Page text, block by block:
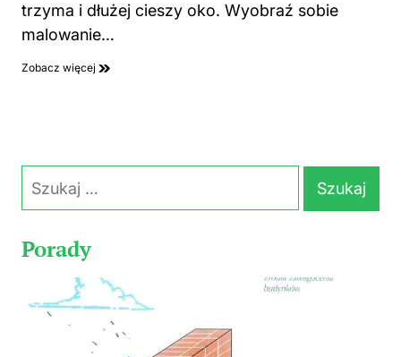
trzyma i dłużej cieszy oko. Wyobraź sobie
malowanie…
Zobacz więcej
Szukaj:
Porady